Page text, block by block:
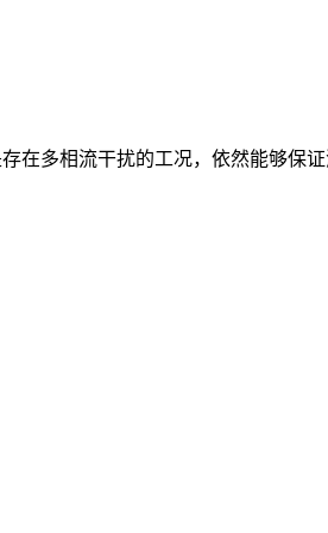
在多相流干扰的工况，依然能够保